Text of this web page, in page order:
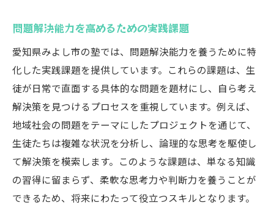
問題解決能力を高めるための実践課題
愛知県みよし市の塾では、問題解決能力を養うために特
化した実践課題を提供しています。これらの課題は、生
徒が日常で直面する具体的な問題を題材にし、自ら考え
解決策を見つけるプロセスを重視しています。例えば、
地域社会の問題をテーマにしたプロジェクトを通じて、
生徒たちは複雑な状況を分析し、論理的な思考を駆使し
て解決策を模索します。このような課題は、単なる知識
の習得に留まらず、柔軟な思考力や判断力を養うことが
できるため、将来にわたって役立つスキルとなります。